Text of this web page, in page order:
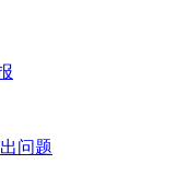
问题